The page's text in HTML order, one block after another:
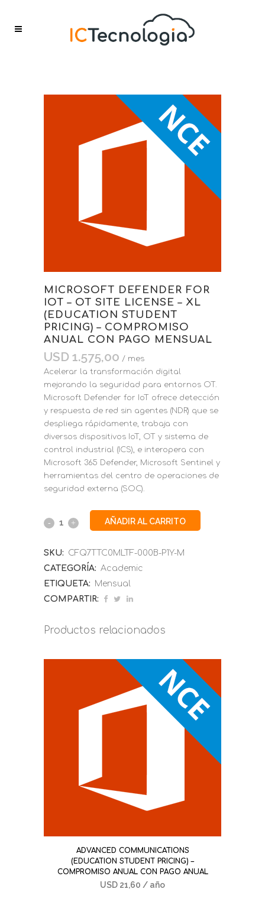
MICROSOFT DEFENDER FOR
IOT – OT SITE LICENSE – XL
(EDUCATION STUDENT
PRICING) – COMPROMISO
ANUAL CON PAGO MENSUAL
USD 1.575,00 / mes
Acelerar la transformación digital
mejorando la seguridad para entornos OT.
Microsoft Defender for IoT ofrece detección
y respuesta de red sin agentes (NDR) que se
despliega rápidamente, trabaja con
diversos dispositivos IoT, OT y sistema de
control industrial (ICS), e interopera con
Microsoft 365 Defender, Microsoft Sentinel y
herramientas del centro de operaciones de
seguridad externa (SOC).
AÑADIR AL CARRITO
SKU: CFQ7TTC0MLTF-000B-P1Y-M
CATEGORÍA: Academic
ETIQUETA: Mensual
COMPARTIR:
Productos relacionados
ADVANCED COMMUNICATIONS
(EDUCATION STUDENT PRICING) –
COMPROMISO ANUAL CON PAGO ANUAL
USD 21,60 / año